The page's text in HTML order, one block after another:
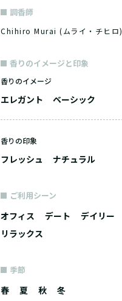
調香師
Chihiro Murai (ムライ・チヒロ)
香りのイメージと印象
香りのイメージ
エレガント ベーシック
香りの印象
フレッシュ ナチュラル
ご利用シーン
オフィス デート デイリー
リラックス
季節
春 夏 秋 冬